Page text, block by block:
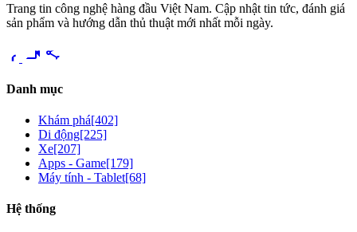
Trang tin công nghệ hàng đầu Việt Nam. Cập nhật tin tức, đánh giá
sản phẩm và hướng dẫn thủ thuật mới nhất mỗi ngày.
videocam share
Danh mục
Khám phá[402]
Di động[225]
Xe[207]
Apps - Game[179]
Máy tính - Tablet[68]
Hệ thống